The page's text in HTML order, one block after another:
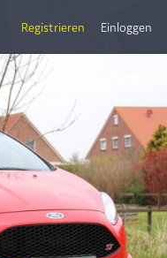
Registrieren Einloggen